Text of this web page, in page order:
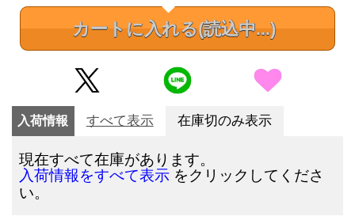
カートに入れる(読込中...)
入荷情報 すべて表示 在庫切のみ表示
現在すべて在庫があります。
入荷情報をすべて表示 をクリックしてくださ
い。